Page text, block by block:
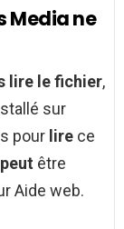
Media ne
lire le fichier,
sur
pour lire ce
peut être
Aide web.